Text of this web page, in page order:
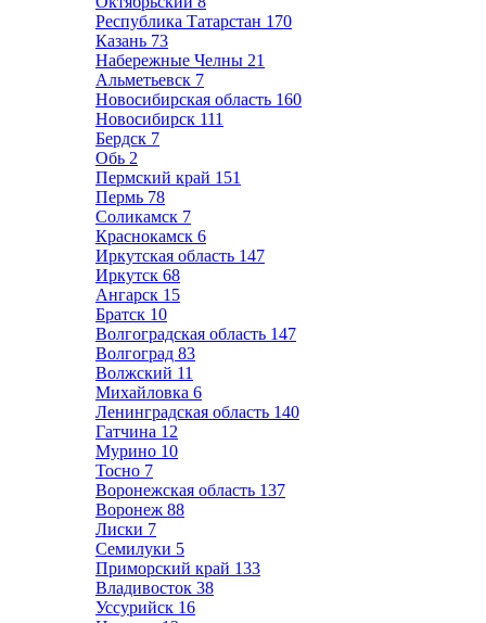
Республика Татарстан 170
Казань 73
Набережные Челны 21
Альметьевск 7
Новосибирская область 160
Новосибирск 111
Бердск 7
Обь 2
Пермский край 151
Пермь 78
Соликамск 7
Краснокамск 6
Иркутская область 147
Иркутск 68
Ангарск 15
Братск 10
Волгоградская область 147
Волгоград 83
Волжский 11
Михайловка 6
Ленинградская область 140
Гатчина 12
Мурино 10
Тосно 7
Воронежская область 137
Воронеж 88
Лиски 7
Семилуки 5
Приморский край 133
Владивосток 38
Уссурийск 16